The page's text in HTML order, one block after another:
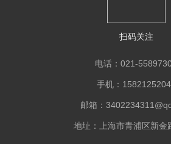
扫码关注
电话：021-
手机：
邮箱：
地址：上海市青浦区新